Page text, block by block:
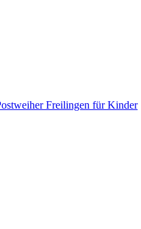
Freilingen für Kinder